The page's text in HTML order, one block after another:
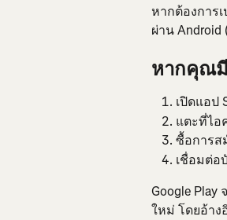
หากต้องการ
ผ่าน
หากคุณ
เปิดแอป
แตะที่ไอ
ซื้อการส
เชื่อมต่อ
Google
ใหม่ โดยอ้าง